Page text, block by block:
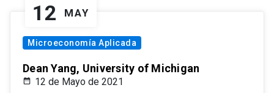
12 MAY
Microeconomía Aplicada
Dean Yang, University of Michigan
12 de Mayo de 2021